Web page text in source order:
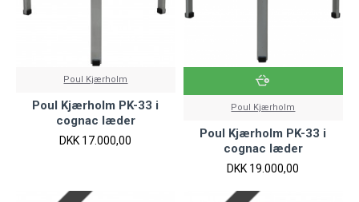
Poul Kjærholm
Poul Kjærholm PK-33 i
cognac læder
DKK 17.000,00
Poul Kjærholm
Poul Kjærholm PK-33 i
cognac læder
DKK 19.000,00